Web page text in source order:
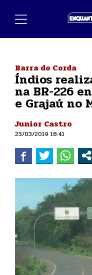
Barra do Corda
Índios
na BR-226
e Grajaú no
Junior Castro
23/03/2019 18:41